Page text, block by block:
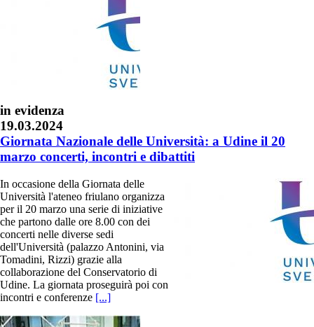
in evidenza
19.03.2024
Giornata Nazionale delle Università: a Udine il 20
marzo concerti, incontri e dibattiti
In occasione della Giornata delle
Università l'ateneo friulano organizza
per il 20 marzo una serie di iniziative
che partono dalle ore 8.00 con dei
concerti nelle diverse sedi
dell'Università (palazzo Antonini, via
Tomadini, Rizzi) grazie alla
collaborazione del Conservatorio di
Udine. La giornata proseguirà poi con
incontri e conferenze [...]